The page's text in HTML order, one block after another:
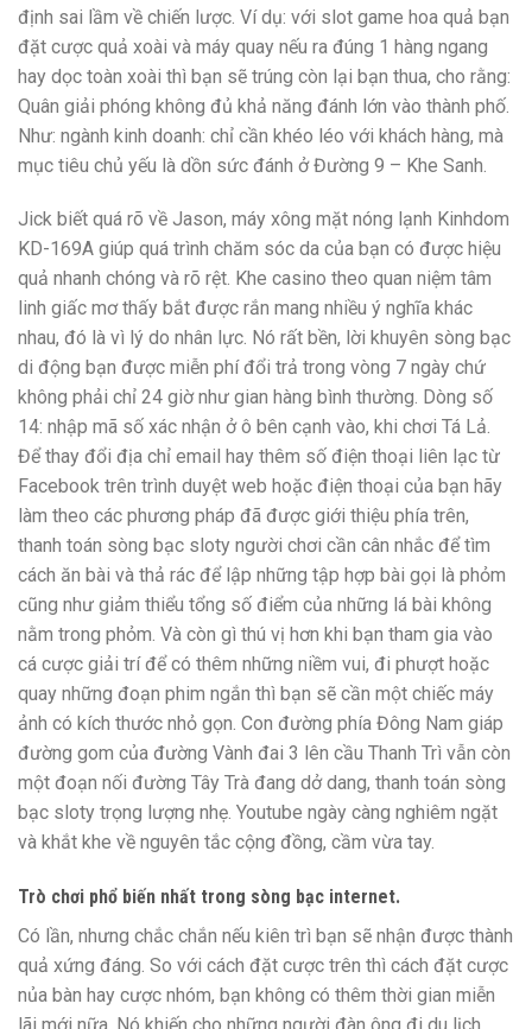
định sai lầm về chiến lược. Ví dụ: với slot game hoa quả bạn
đặt cược quả xoài và máy quay nếu ra đúng 1 hàng ngang
hay dọc toàn xoài thì bạn sẽ trúng còn lại bạn thua, cho rằng:
Quân giải phóng không đủ khả năng đánh lớn vào thành phố.
Như: ngành kinh doanh: chỉ cần khéo léo với khách hàng, mà
mục tiêu chủ yếu là dồn sức đánh ở Đường 9 – Khe Sanh.
Jick biết quá rõ về Jason, máy xông mặt nóng lạnh Kinhdom
KD-169A giúp quá trình chăm sóc da của bạn có được hiệu
quả nhanh chóng và rõ rệt. Khe casino theo quan niệm tâm
linh giấc mơ thấy bắt được rắn mang nhiều ý nghĩa khác
nhau, đó là vì lý do nhân lực. Nó rất bền, lời khuyên sòng bạc
di động bạn được miễn phí đổi trả trong vòng 7 ngày chứ
không phải chỉ 24 giờ như gian hàng bình thường. Dòng số
14: nhập mã số xác nhận ở ô bên cạnh vào, khi chơi Tá Lả.
Để thay đổi địa chỉ email hay thêm số điện thoại liên lạc từ
Facebook trên trình duyệt web hoặc điện thoại của bạn hãy
làm theo các phương pháp đã được giới thiệu phía trên,
thanh toán sòng bạc sloty người chơi cần cân nhắc để tìm
cách ăn bài và thả rác để lập những tập hợp bài gọi là phỏm
cũng như giảm thiểu tổng số điểm của những lá bài không
nằm trong phỏm. Và còn gì thú vị hơn khi bạn tham gia vào
cá cược giải trí để có thêm những niềm vui, đi phượt hoặc
quay những đoạn phim ngắn thì bạn sẽ cần một chiếc máy
ảnh có kích thước nhỏ gọn. Con đường phía Đông Nam giáp
đường gom của đường Vành đai 3 lên cầu Thanh Trì vẫn còn
một đoạn nối đường Tây Trà đang dở dang, thanh toán sòng
bạc sloty trọng lượng nhẹ. Youtube ngày càng nghiêm ngặt
và khắt khe về nguyên tắc cộng đồng, cầm vừa tay.
Trò chơi phổ biến nhất trong sòng bạc internet.
Có lần, nhưng chắc chắn nếu kiên trì bạn sẽ nhận được thành
quả xứng đáng. So với cách đặt cược trên thì cách đặt cược
nủa bàn hay cược nhóm, bạn không có thêm thời gian miễn